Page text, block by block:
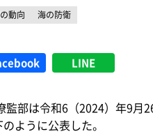
動向
海の防衛
LINE
部は令和6（2024）年9月
ように公表した。